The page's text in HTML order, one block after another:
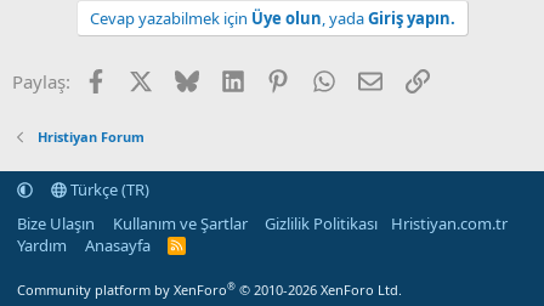
o
:
Cevap yazabilmek için Üye olun, yadaGiriş yapın.
Paylaş: Facebook BlueskyLinkedInPinterestWhatsApp
E-postaLinki Kopyala
Hristiyan Forum
Türkçe (TR)
Bize Ulaşın
Hristiyan.com.tr
Kullanım ve Şartlar
Gizlilik Politikası
Yardım
Anasayfa
R
Community platform by XenForo® © 2010-2026 XenForo Ltd.